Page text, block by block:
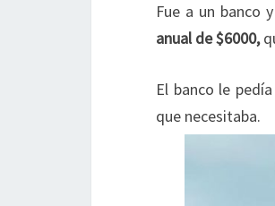
Fue a un banco
anual de $6000,
El banco le
que necesitaba.